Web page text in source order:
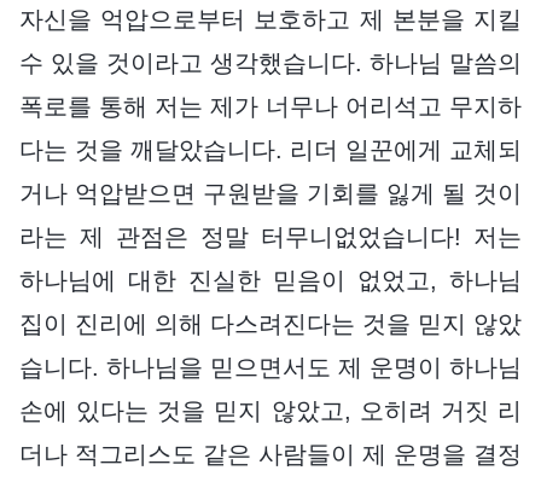
자신을 억압으로부터 보호하고 제 본분을 지킬
수 있을 것이라고 생각했습니다. 하나님 말씀의
폭로를 통해 저는 제가 너무나 어리석고 무지하
다는 것을 깨달았습니다. 리더 일꾼에게 교체되
거나 억압받으면 구원받을 기회를 잃게 될 것이
라는 제 관점은 정말 터무니없었습니다! 저는
하나님에 대한 진실한 믿음이 없었고, 하나님
집이 진리에 의해 다스려진다는 것을 믿지 않았
습니다. 하나님을 믿으면서도 제 운명이 하나님
손에 있다는 것을 믿지 않았고, 오히려 거짓 리
더나 적그리스도 같은 사람들이 제 운명을 결정